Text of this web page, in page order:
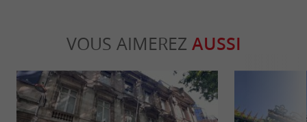
VOUS AIMEREZ AUSSI